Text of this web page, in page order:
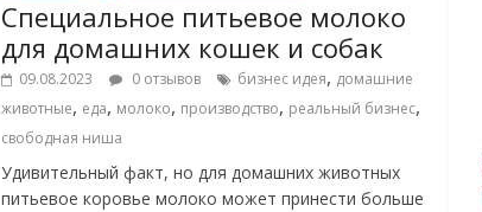
Специальное питьевое молоко
для домашних кошек и собак
09.08.2023 0 отзывов бизнес идея, домашние
животные, еда, молоко, производство, реальный бизнес,
свободная ниша
Удивительный факт, но для домашних животных
питьевое коровье молоко может принести больше